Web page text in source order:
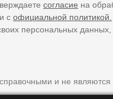
согласие на
с официальной политикой.
персональных
и не являются